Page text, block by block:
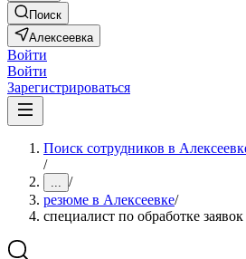
Поиск
Алексеевка
Войти
Войти
Зарегистрироваться
Поиск сотрудников в
/
... /
резюме в Алексеевке/
специалист по обработке